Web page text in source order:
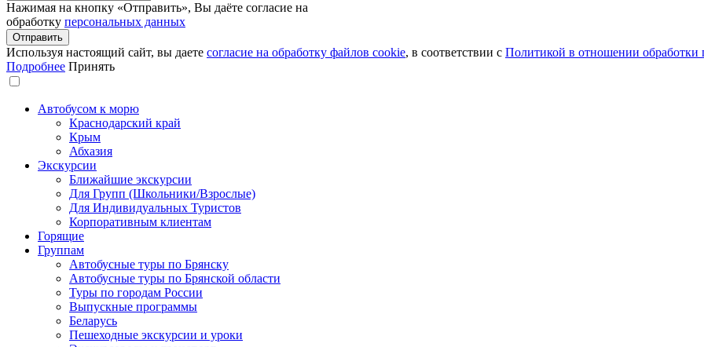
Нажимая на кнопку «Отправить», Вы даёте согласие на
обработку персональных данных
Используя настоящий сайт, вы даете согласие на обработку файлов сookie, в соответствии с Политикой в отношении обработки
Подробнее Принять
Автобусом к морю
Краснодарский край
Крым
Абхазия
Экскурсии
Ближайшие экскурсии
Для Групп (Школьники/Взрослые)
Для Индивидуальных Туристов
Корпоративным клиентам
Горящие
Группам
Автобусные туры по Брянску
Автобусные туры по Брянской области
Туры по городам России
Выпускные программы
Беларусь
Пешеходные экскурсии и уроки